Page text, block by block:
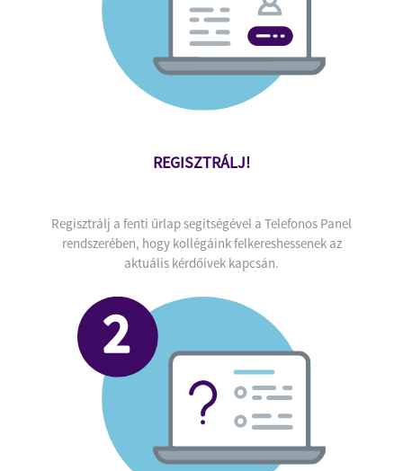
REGISZTRÁLJ!
Regisztrálj a fenti űrlap segítségével a Telefonos Panel
rendszerében, hogy kollégáink felkereshessenek az
aktuális kérdőívek kapcsán.